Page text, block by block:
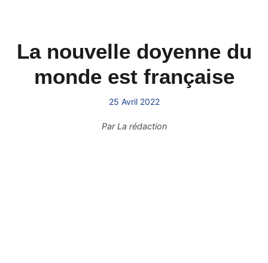
La nouvelle doyenne du
monde est française
25 Avril 2022
ParLa rédaction